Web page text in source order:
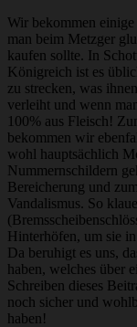
Wir bekommen
man beim Metzger
kaufen sollte. In
Königreich ist es
zu strecken, was
verleiht und wenn
100% aus Fleisch!
bekommen wir
wohl hauptsächlich
Nummernschildern
Bereicherung und
Vandalismus. So
Hinterhöfen, um sie
Da beruhigt es uns,
haben, welches über
Schreiben dieses
noch sicher und
haben!